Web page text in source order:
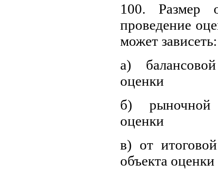
100. Размер
проведение
может зависеть:
а)
оценки
б) рыночной
оценки
в) от
объекта оценки